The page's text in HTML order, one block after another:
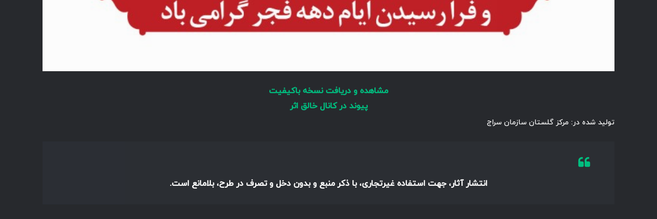
مشاهده و دریافت نسخه باکیفیت
پیوند در کانال خالق اثر
تولید شده در: مرکز گلستان سازمان سراج
انتشار آثار، جهت استفاده غیرتجاری، با ذکر منبع و بدون دخل و تصرف در طرح، بلامانع است.